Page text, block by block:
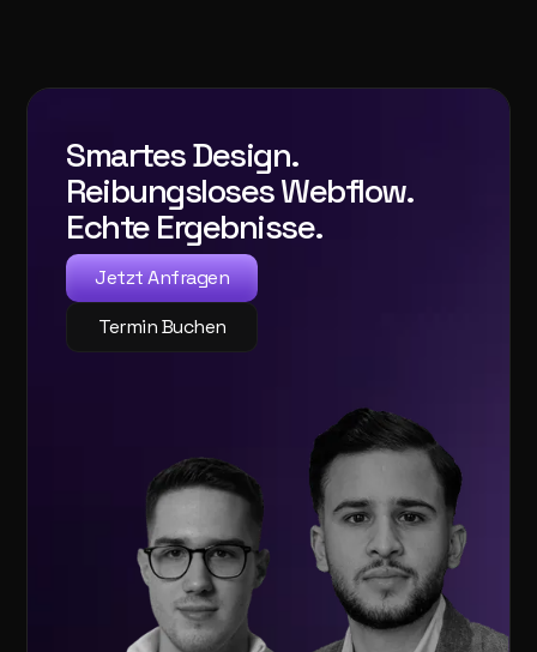
Smartes Design.
Reibungsloses Webflow.
Echte Ergebnisse.
Jetzt Anfragen
Termin Buchen